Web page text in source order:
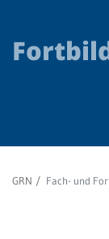
Medizinische
GRN Fach- und